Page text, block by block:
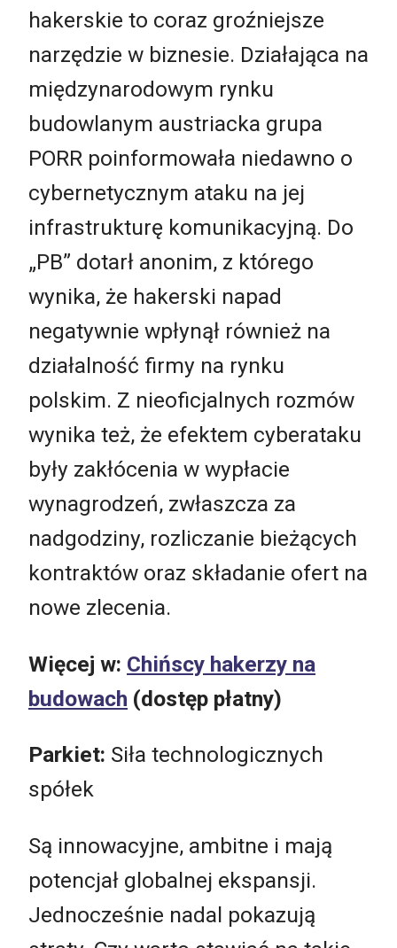
hakerskie to coraz groźniejsze
narzędzie w biznesie. Działająca na
międzynarodowym rynku
budowlanym austriacka grupa
PORR poinformowała niedawno o
cybernetycznym ataku na jej
infrastrukturę komunikacyjną. Do
„PB” dotarł anonim, z którego
wynika, że hakerski napad
negatywnie wpłynął również na
działalność firmy na rynku
polskim. Z nieoficjalnych rozmów
wynika też, że efektem cyberataku
były zakłócenia w wypłacie
wynagrodzeń, zwłaszcza za
nadgodziny, rozliczanie bieżących
kontraktów oraz składanie ofert na
nowe zlecenia.
Więcej w: Chińscy hakerzy na
budowach (dostęp płatny)
Parkiet: Siła technologicznych
spółek
Są innowacyjne, ambitne i mają
potencjał globalnej ekspansji.
Jednocześnie nadal pokazują